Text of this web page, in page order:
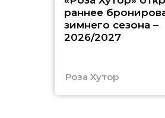
раннее
зимнего сезона –
2026/2027
Роза Хутор